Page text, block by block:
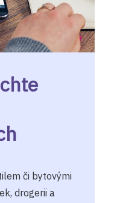
či bytovými
drogerii a